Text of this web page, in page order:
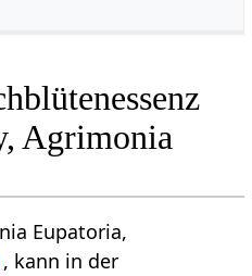
Agrimonia
Eupatoria,
, kann in der